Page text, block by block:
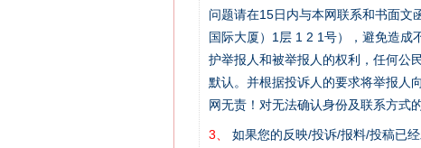
问题请在15日内与本网联系和书面文
国际大厦）1层 1 2 1号），避免造成
护举报人和被举报人的权利，任何公
默认。并根据投诉人的要求将举报人
网无责！对无法确认身份及联系方式
3、
如果您的反映/投诉/报料/投稿已